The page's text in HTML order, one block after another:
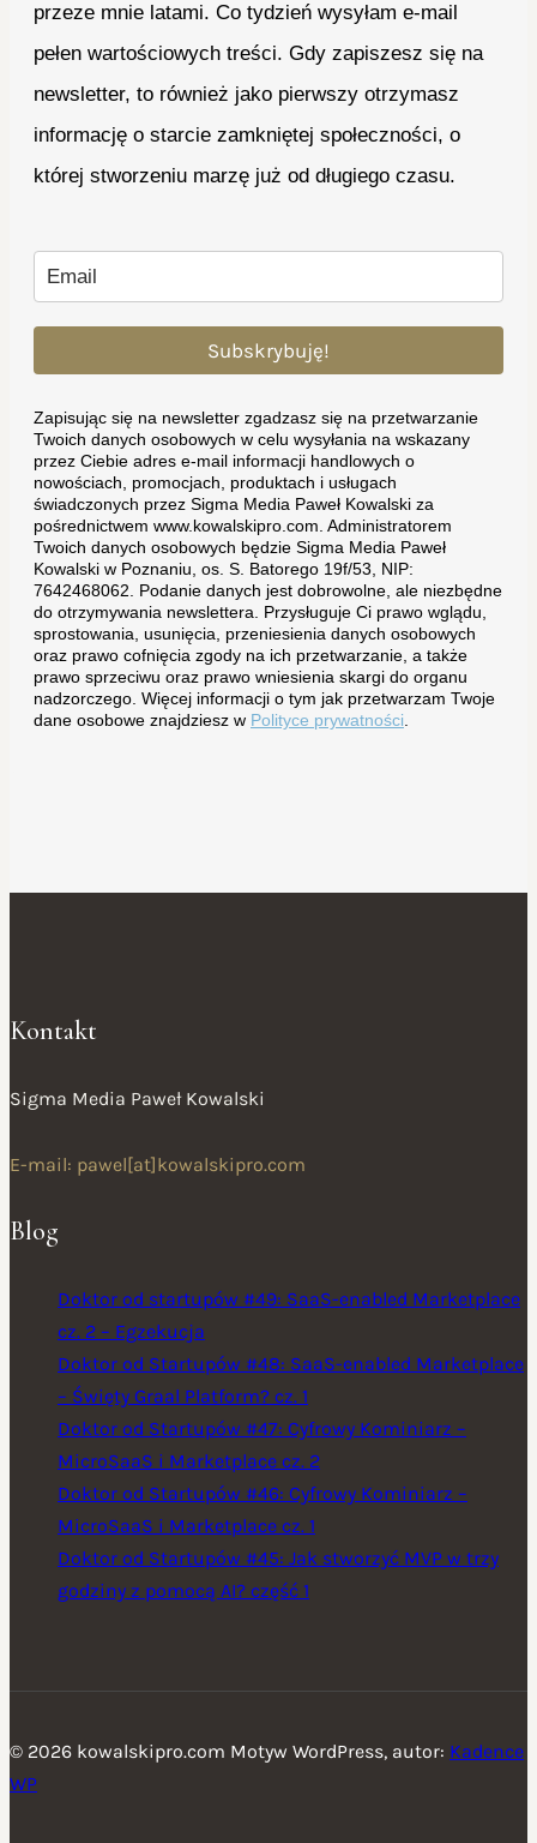
przeze mnie latami. Co tydzień wysyłam e-mail
pełen wartościowych treści. Gdy zapiszesz się na
newsletter, to również jako pierwszy otrzymasz
informację o starcie zamkniętej społeczności, o
której stworzeniu marzę już od długiego czasu.
Subskrybuję!
Zapisując się na newsletter zgadzasz się na przetwarzanie
Twoich danych osobowych w celu wysyłania na wskazany
przez Ciebie adres e-mail informacji handlowych o
nowościach, promocjach, produktach i usługach
świadczonych przez Sigma Media Paweł Kowalski za
pośrednictwem www.kowalskipro.com. Administratorem
Twoich danych osobowych będzie Sigma Media Paweł
Kowalski w Poznaniu, os. S. Batorego 19f/53, NIP:
7642468062. Podanie danych jest dobrowolne, ale niezbędne
do otrzymywania newslettera. Przysługuje Ci prawo wglądu,
sprostowania, usunięcia, przeniesienia danych osobowych
oraz prawo cofnięcia zgody na ich przetwarzanie, a także
prawo sprzeciwu oraz prawo wniesienia skargi do organu
nadzorczego. Więcej informacji o tym jak przetwarzam Twoje
dane osobowe znajdziesz w Polityce prywatności
Kontakt
Sigma Media Paweł Kowalski
E-mail: pawel[at]kowalskipro.com
Blog
Doktor od startupów #49: SaaS-enabled Marketplace
cz. 2 – Egzekucja
Doktor od Startupów #48: SaaS-enabled Marketplace
– Święty Graal Platform? cz. 1
Doktor od Startupów #47: Cyfrowy Kominiarz –
MicroSaaS i Marketplace cz. 2
Doktor od Startupów #46: Cyfrowy Kominiarz –
MicroSaaS i Marketplace cz. 1
Doktor od Startupów #45: Jak stworzyć MVP w trzy
godziny z pomocą AI? część 1
© 2026 kowalskipro.com Motyw WordPress, autor: Kadence
WP